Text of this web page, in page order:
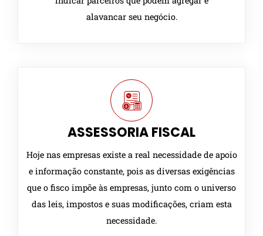
alavancar seu negócio.
ASSESSORIA FISCAL
Hoje nas empresas existe a real necessidade de apoio
e informação constante, pois as diversas exigências
que o fisco impõe às empresas, junto com o universo
das leis, impostos e suas modificações, criam esta
necessidade.